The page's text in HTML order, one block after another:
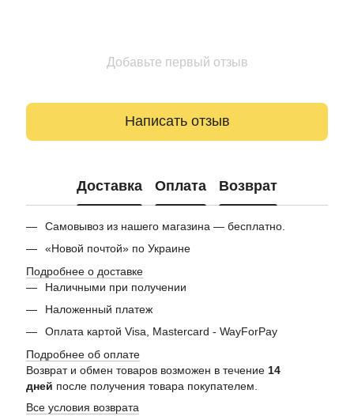
Добавьте первый отзыв
Написать отзыв
Доставка Оплата Возврат
Самовывоз из нашего магазина — бесплатно.
«Новой почтой» по Украине
Подробнее о доставке
Наличными при получении
Наложенный платеж
Оплата картой Visa, Mastercard - WayForPay
Подробнее об оплате
Возврат и обмен товаров возможен в течение 14
дней после получения товара покупателем.
Все условия возврата